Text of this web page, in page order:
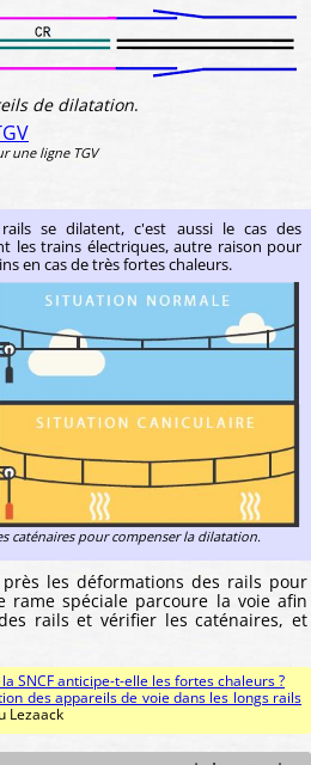
de dilatation.
une ligne TGV
se dilatent, c'est aussi le cas des
les trains électriques, autre raison pour
en cas de très fortes chaleurs.
caténaires pour compenser la dilatation.
les déformations des rails pour
rame spéciale parcoure la voie afin
rails et vérifier les caténaires, et
SNCF anticipe-t-elle les fortes chaleurs ?
des appareils de voie dans les longs rails
Lezaack